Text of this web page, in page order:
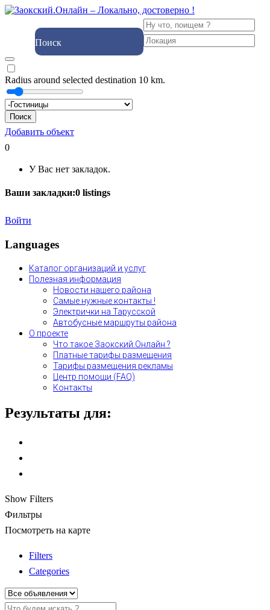
Поиск
Radius around selected destination 10 km.
Поиск
Добавить объект
0
У Вас нет закладок.
Ваши закладки:0 listings
Войти
Languages
Каталог организаций и услуг
Полезная информация
Новости нашего района
Самые нужные контакты !
Электрички на Тарусской
Автобусные маршруты района
О проекте
Что такое Заокский.Онлайн ?
Платные тарифы размещения
Тарифы размещения рекламы
Центр помощи (FAQ)
Контакты
Результаты для:
Show Filters
Фильтры
Посмотреть на карте
Filters
Categories